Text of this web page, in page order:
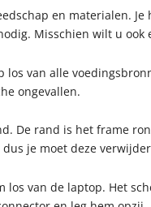
en materialen.
Misschien wilt u
los van alle
ongevallen.
De rand is het frame
je moet deze
los van de laptop. Het